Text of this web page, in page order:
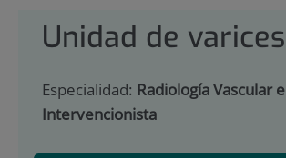
Unidad de varices
Especialidad: Radiología Vascular e
Intervencionista